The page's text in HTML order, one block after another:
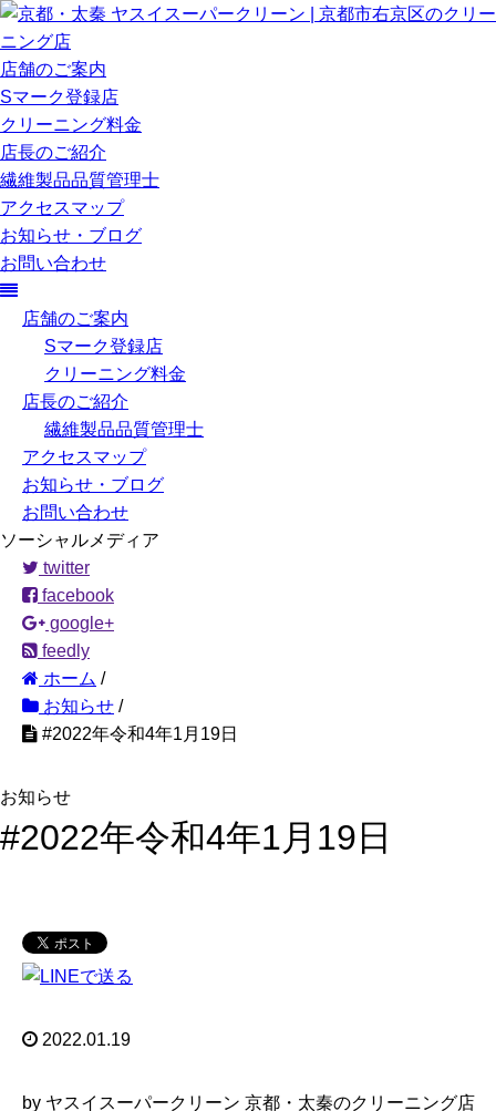
店舗のご案内
Sマーク登録店
クリーニング料金
店長のご紹介
繊維製品品質管理士
アクセスマップ
お知らせ・ブログ
お問い合わせ
店舗のご案内
Sマーク登録店
クリーニング料金
店長のご紹介
繊維製品品質管理士
アクセスマップ
お知らせ・ブログ
お問い合わせ
ソーシャルメディア
twitter
facebook
google+
feedly
ホーム /
お知らせ /
#2022年令和4年1月19日
お知らせ
#2022年令和4年1月19日
2022.01.19
by ヤスイスーパークリーン 京都・太秦のクリーニング店